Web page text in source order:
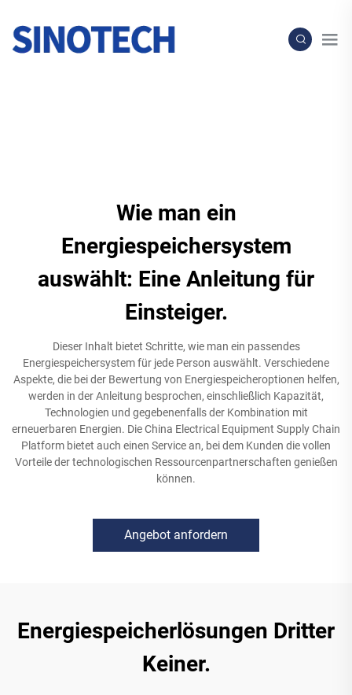
Wie man ein
Energiespeichersystem
auswählt: Eine Anleitung für
Einsteiger.
Dieser Inhalt bietet Schritte, wie man ein passendes
Energiespeichersystem für jede Person auswählt. Verschiedene
Aspekte, die bei der Bewertung von Energiespeicheroptionen helfen,
werden in der Anleitung besprochen, einschließlich Kapazität,
Technologien und gegebenenfalls der Kombination mit
erneuerbaren Energien. Die China Electrical Equipment Supply Chain
Platform bietet auch einen Service an, bei dem Kunden die vollen
Vorteile der technologischen Ressourcenpartnerschaften genießen
können.
Angebot anfordern
Energiespeicherlösungen Dritter
Keiner.